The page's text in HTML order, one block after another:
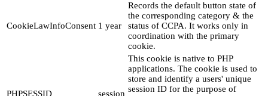
CookieLawInfoConsent 1 year
Records the default button state of
the corresponding category & the
status of CCPA. It works only in
coordination with the primary
cookie.
PHPSESSID session
This cookie is native to PHP
applications. The cookie is used to
store and identify a users' unique
session ID for the purpose of